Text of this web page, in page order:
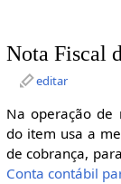
Nota Fiscal
editar
Na operação de
do item usa a
de cobrança,
Conta contábil